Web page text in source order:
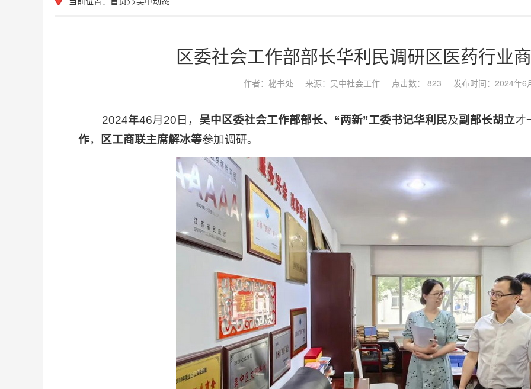
区委社会工作部部长华利民调研区医药行业
作者：秘书处 来源：吴中社会工作 点击数： 823 发布时间：2024年6
2024年46月20日， 吴中区委社会工作部部长、“两新”工委书记华利民及副部长胡立才
作， 区工商联主席解冰等参加调研。